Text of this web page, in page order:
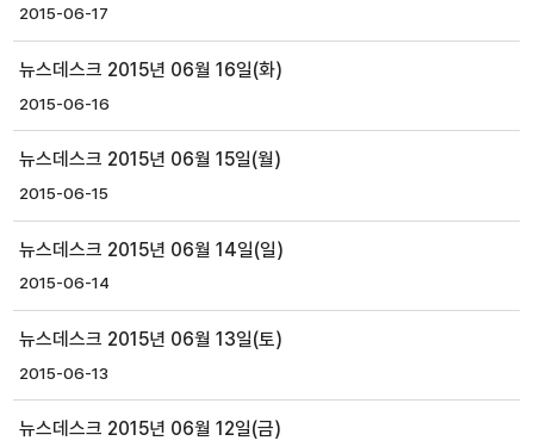
2015-06-17
뉴스데스크 2015년 06월 16일(화)
2015-06-16
뉴스데스크 2015년 06월 15일(월)
2015-06-15
뉴스데스크 2015년 06월 14일(일)
2015-06-14
뉴스데스크 2015년 06월 13일(토)
2015-06-13
뉴스데스크 2015년 06월 12일(금)